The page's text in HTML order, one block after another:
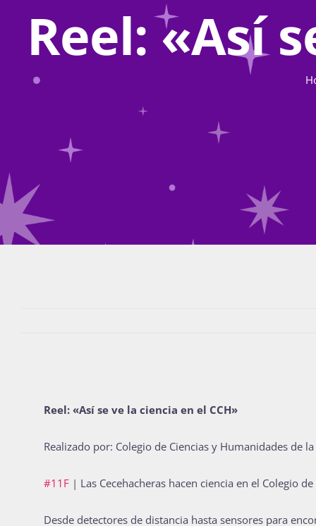
Reel: «Así
Reel: «Así se ve la ciencia en el CCH»
Realizado por: Colegio de Ciencias y Humanidades de la
#11F | Las Cecehacheras hacen ciencia en el Colegio
Desde detectores de distancia hasta sensores para